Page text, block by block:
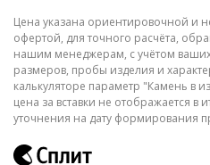
Цена указана ориентировочной и
офертой, для точного расчёта,
нашим менеджерам, с учётом
размеров, пробы изделия и
калькуляторе параметр "Камень в
цена за вставки не отображается в
уточнения на дату формирования